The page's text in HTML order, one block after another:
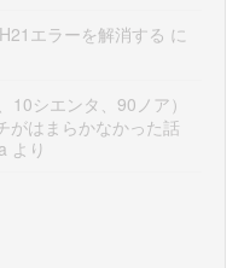
エラーを解消する に
10シエンタ、90ノア）
がはまらかなかった話
より